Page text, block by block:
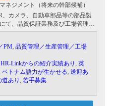
ネジメント（将来の幹部候補）
、カメラ、自動車部品等の部品製
て、品質保証業務及び工場管理、
行って頂きます。
の責任者を任さられる人材を求め
ます。
PM, 品質管理／生産管理／工場
HR-Linkからの紹介実績あり , 英
ベトナム語力が生かせる, 送迎あ
あり , 若手募集